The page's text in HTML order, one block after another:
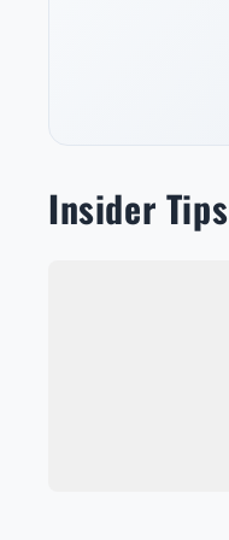
Insider Tips